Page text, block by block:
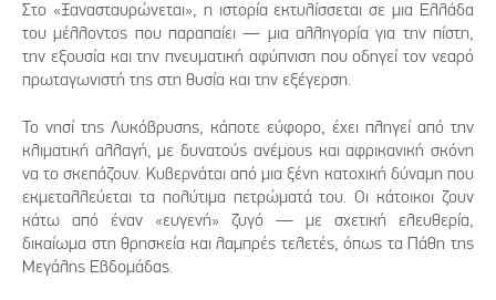
Στο «Ξανασταυρώνεται», η ιστορία εκτυλίσσεται σε μια Ελλάδα
του μέλλοντος που παραπαίει — μια αλληγορία για την πίστη,
την εξουσία και την πνευματική αφύπνιση που οδηγεί τον νεαρό
πρωταγωνιστή της στη θυσία και την εξέγερση.
Το νησί της Λυκόβρυσης, κάποτε εύφορο, έχει πληγεί από την
κλιματική αλλαγή, με δυνατούς ανέμους και αφρικανική σκόνη
να το σκεπάζουν. Κυβερνάται από μια ξένη κατοχική δύναμη που
εκμεταλλεύεται τα πολύτιμα πετρώματά του. Οι κάτοικοι ζουν
κάτω από έναν «ευγενή» ζυγό — με σχετική ελευθερία,
δικαίωμα στη θρησκεία και λαμπρές τελετές, όπως τα Πάθη της
Μεγάλης Εβδομάδας.